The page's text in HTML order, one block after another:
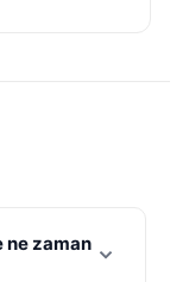
ne zaman